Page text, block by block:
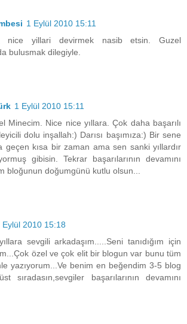
1 Eylül 2010 15:11
nice yillari devirmek nasib etsin. Guzel
bulusmak dilegiyle.
1 Eylül 2010 15:11
Minecim. Nice nice yıllara. Çok daha başarılı
dolu inşallah:) Darısı başımıza:) Bir sene
geçen kısa bir zaman ama sen sanki yıllardır
gibisin. Tekrar başarılarının devamını
bloğunun doğumgünü kutlu olsun...
Eylül 2010 15:18
sevgili arkadaşım.....Seni tanıdığım için
özel ve çok elit bir blogun var bunu tüm
yazıyorum...Ve benim en beğendim 3-5 blog
sıradasın,sevgiler başarılarının devamını